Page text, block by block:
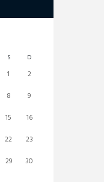
S D
1
2
8
9
15
16
22
23
29
30